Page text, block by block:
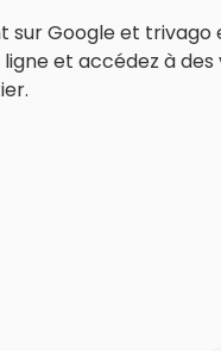
Google et trivago
et accédez à des